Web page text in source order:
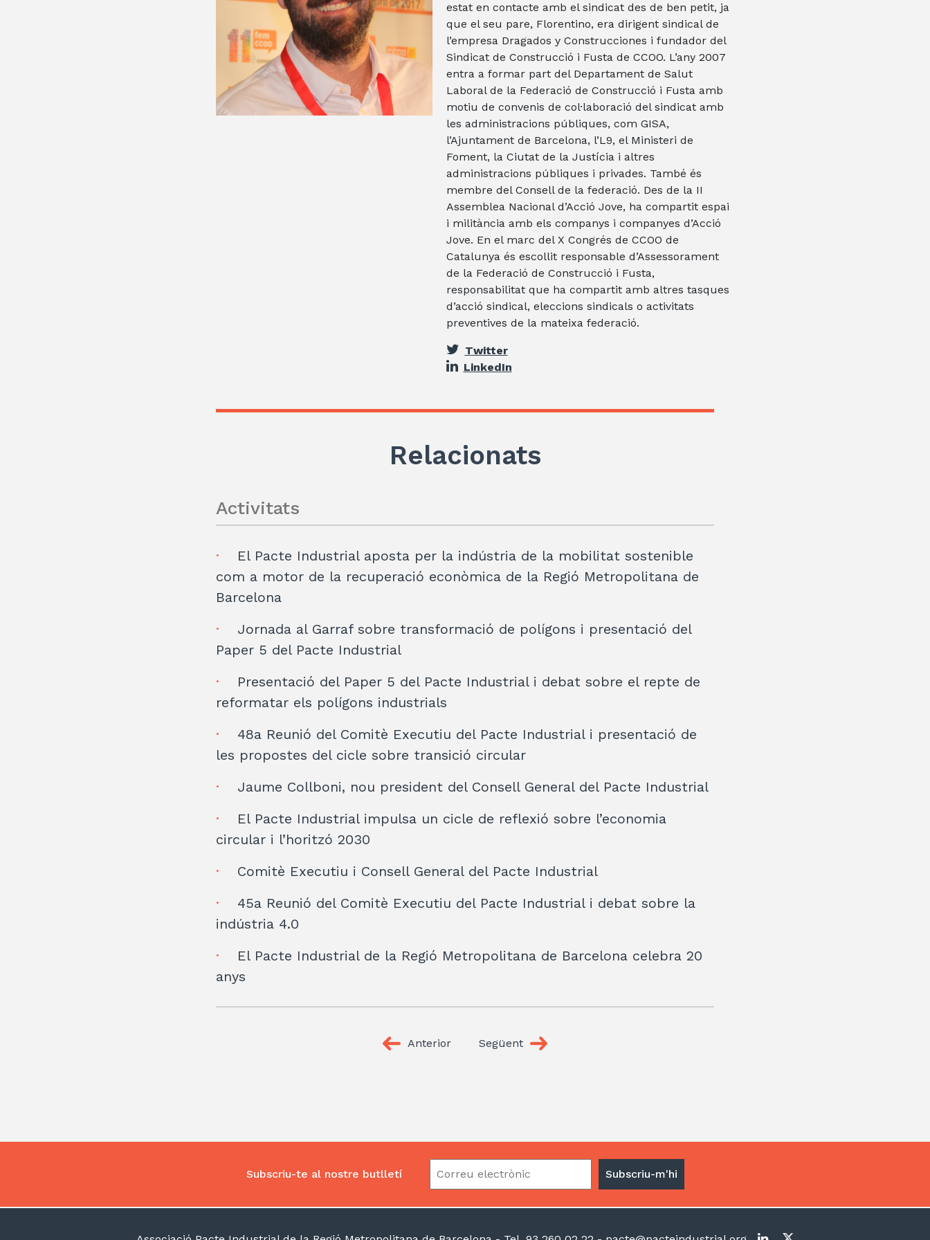
estat en contacte amb el sindicat des de ben petit, ja
que el seu pare, Florentino, era dirigent sindical de
l’empresa Dragados y Construcciones i fundador del
Sindicat de Construcció i Fusta de CCOO. L’any 2007
entra a formar part del Departament de Salut
Laboral de la Federació de Construcció i Fusta amb
motiu de convenis de col·laboració del sindicat amb
les administracions públiques, com GISA,
l’Ajuntament de Barcelona, l’L9, el Ministeri de
Foment, la Ciutat de la Justícia i altres
administracions públiques i privades. També és
membre del Consell de la federació. Des de la II
Assemblea Nacional d’Acció Jove, ha compartit espai
i militància amb els companys i companyes d’Acció
Jove. En el marc del X Congrés de CCOO de
Catalunya és escollit responsable d’Assessorament
de la Federació de Construcció i Fusta,
responsabilitat que ha compartit amb altres tasques
d’acció sindical, eleccions sindicals o activitats
preventives de la mateixa federació.
Twitter
LinkedIn
Relacionats
Activitats
El Pacte Industrial aposta per la indústria de la mobilitat sostenible
com a motor de la recuperació econòmica de la Regió Metropolitana de
Barcelona
Jornada al Garraf sobre transformació de polígons i presentació del
Paper 5 del Pacte Industrial
Presentació del Paper 5 del Pacte Industrial i debat sobre el repte de
reformatar els polígons industrials
48a Reunió del Comitè Executiu del Pacte Industrial i presentació de
les propostes del cicle sobre transició circular
Jaume Collboni, nou president del Consell General del Pacte Industrial
El Pacte Industrial impulsa un cicle de reflexió sobre l’economia
circular i l’horitzó 2030
Comitè Executiu i Consell General del Pacte Industrial
45a Reunió del Comitè Executiu del Pacte Industrial i debat sobre la
indústria 4.0
El Pacte Industrial de la Regió Metropolitana de Barcelona celebra 20
anys
Anterior Següent
Subscriu-te al nostre butlletí